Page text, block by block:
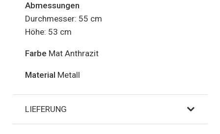
Abmessungen
Durchmesser: 55 cm
Höhe: 53 cm
Farbe Mat Anthrazit
Material Metall
LIEFERUNG